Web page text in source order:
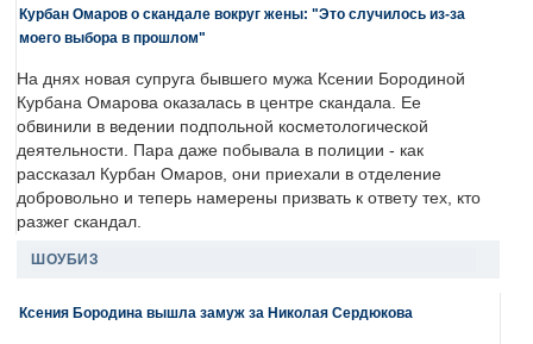
Курбан Омаров о скандале вокруг жены: "Это случилось из-за
моего выбора в прошлом"
На днях новая супруга бывшего мужа Ксении Бородиной
Курбана Омарова оказалась в центре скандала. Ее
обвинили в ведении подпольной косметологической
деятельности. Пара даже побывала в полиции - как
рассказал Курбан Омаров, они приехали в отделение
добровольно и теперь намерены призвать к ответу тех, кто
разжег скандал.
ШОУБИЗ
Ксения Бородина вышла замуж за Николая Сердюкова